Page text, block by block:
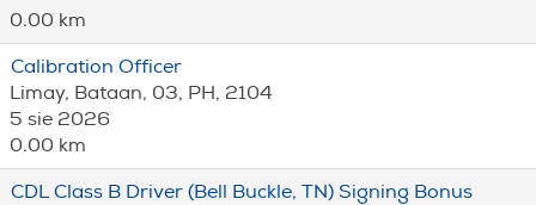
0.00 km
Calibration Officer
Limay, Bataan, 03, PH, 2104
5 sie 2026
0.00 km
CDL Class B Driver (Bell Buckle, TN) Signing Bonus